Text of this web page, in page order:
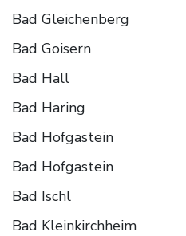
Bad Gleichenberg
Bad Goisern
Bad Hall
Bad Haring
Bad Hofgastein
Bad Hofgastein
Bad Ischl
Bad Kleinkirchheim